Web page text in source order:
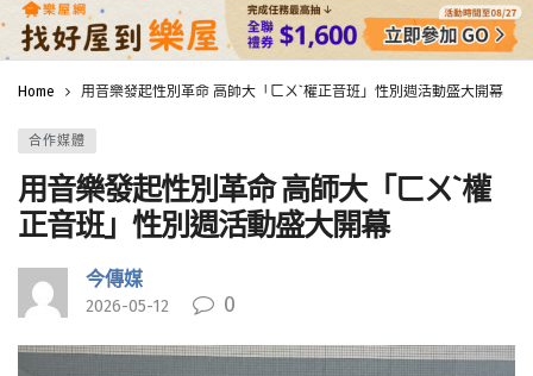
Home 用音樂發起性別革命 高師大「ㄈㄨˋ權正音班」性別週活動盛大開幕
合作媒體
用音樂發起性別革命 高師大「ㄈㄨˋ權
正音班」性別週活動盛大開幕
今傳媒
2026-05-12 0